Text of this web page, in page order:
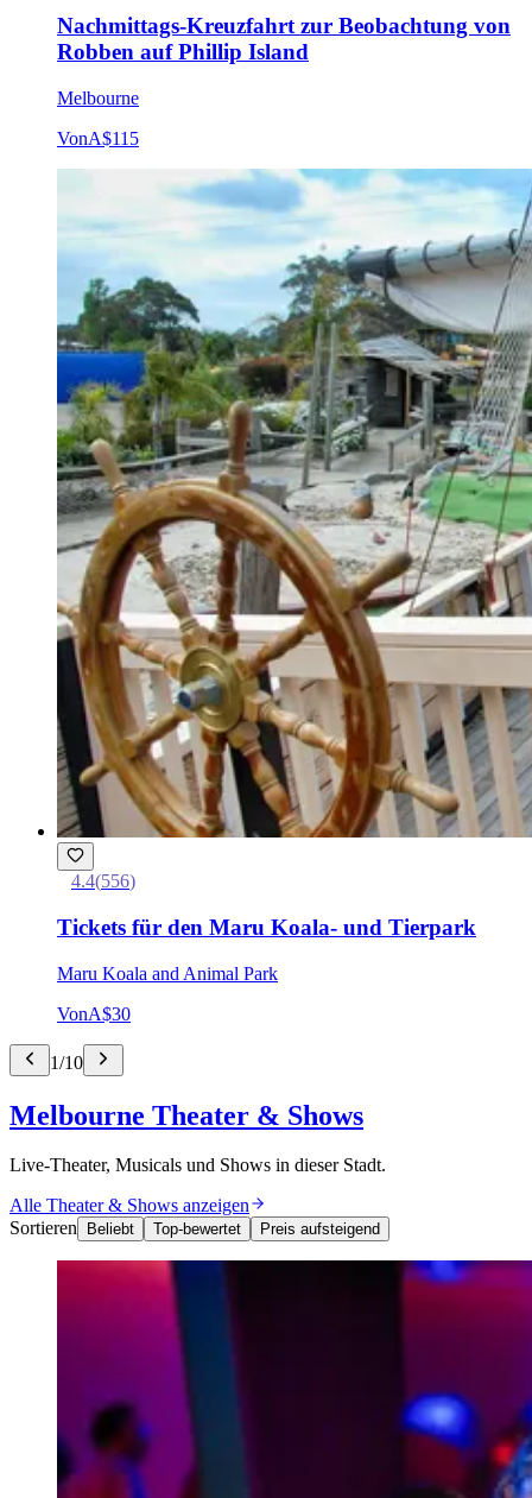
Nachmittags-Kreuzfahrt zur Beobachtung von
Robben auf Phillip Island
Melbourne
VonA$115
4.4(556)
Tickets für den Maru Koala- und Tierpark
Maru Koala and Animal Park
VonA$30
1/10
Melbourne Theater & Shows
Live-Theater, Musicals und Shows in dieser Stadt.
Alle Theater & Shows anzeigen
Sortieren
Beliebt Top-bewertet Preis aufsteigend